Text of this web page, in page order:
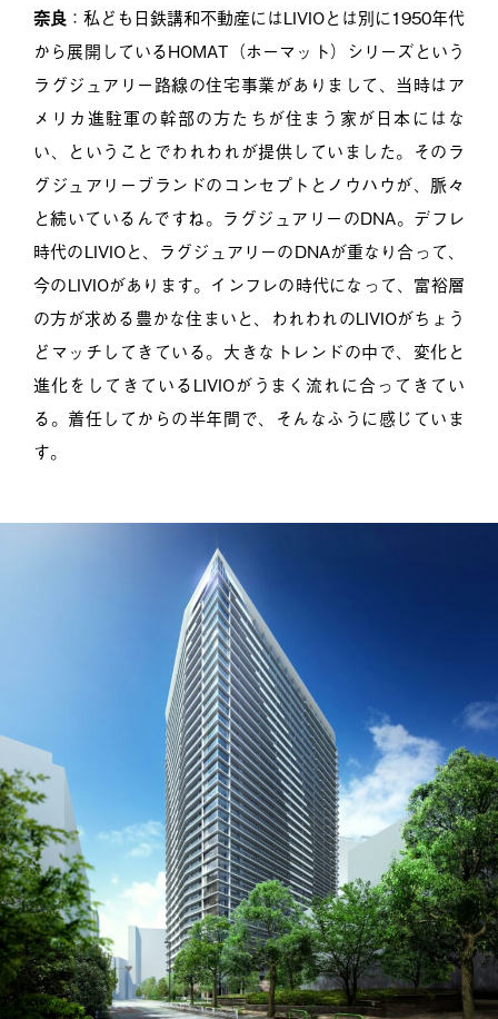
奈良 ：私ども日鉄講和不動産にはLIVIOとは別に1950年代
から展開しているHOMAT（ホーマット）シリーズという
ラグジュアリー路線の住宅事業がありまして、当時はア
メリカ進駐軍の幹部の方たちが住まう家が日本にはな
い、ということでわれわれが提供していました。そのラ
グジュアリーブランドのコンセプトとノウハウが、脈々
と続いているんですね。ラグジュアリーのDNA。デフレ
時代のLIVIOと、ラグジュアリーのDNAが重なり合って、
今のLIVIOがあります。インフレの時代になって、富裕層
の方が求める豊かな住まいと、われわれのLIVIOがちょう
どマッチしてきている。大きなトレンドの中で、変化と
進化をしてきているLIVIOがうまく流れに合ってきてい
る。着任してからの半年間で、そんなふうに感じていま
す。